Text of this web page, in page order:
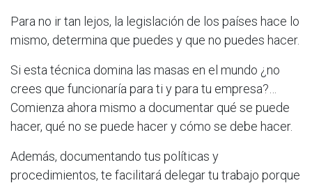
Para no ir tan lejos, la legislación de los países hace lo
mismo, determina que puedes y que no puedes hacer.
Si esta técnica domina las masas en el mundo ¿no
crees que funcionaría para ti y para tu empresa?…
Comienza ahora mismo a documentar qué se puede
hacer, qué no se puede hacer y cómo se debe hacer.
Además, documentando tus políticas y
procedimientos, te facilitará delegar tu trabajo porque